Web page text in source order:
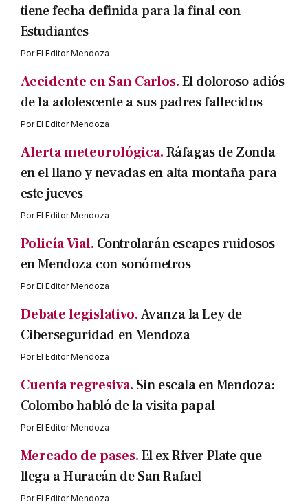
tiene fecha definida para la final con
Estudiantes
PorEl Editor Mendoza
Accidente en San Carlos.El doloroso adiós
de la adolescente a sus padres fallecidos
PorEl Editor Mendoza
Alerta meteorológica.Ráfagas de Zonda
en el llano y nevadas en alta montaña para
este jueves
PorEl Editor Mendoza
Policía Vial. Controlarán escapes ruidosos
en Mendoza con sonómetros
PorEl Editor Mendoza
Debate legislativo.Avanza la Ley de
Ciberseguridad en Mendoza
PorEl Editor Mendoza
Cuenta regresiva. Sin escala en Mendoza:
Colombo habló de la visita papal
PorEl Editor Mendoza
Mercado de pases.El ex River Plate que
llega a Huracán de San Rafael
PorEl Editor Mendoza